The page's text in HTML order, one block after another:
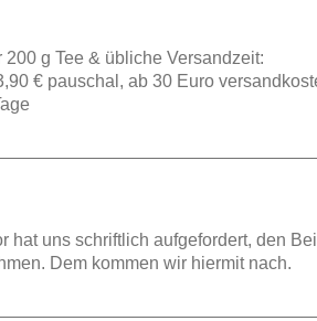
200 g Tee & übliche Versandzeit:
€ pauschal, ab 30 Euro
hat uns schriftlich aufgefordert, den
Dem kommen wir hiermit nach.